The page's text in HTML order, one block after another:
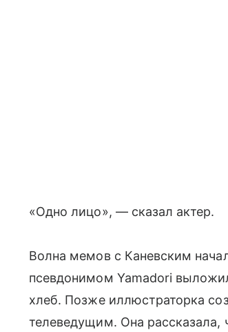
«Одно лицо», — сказал актер.
Волна мемов с Каневским
псевдонимом Yamadori
хлеб. Позже иллюстраторка
телеведущим. Она рассказала,